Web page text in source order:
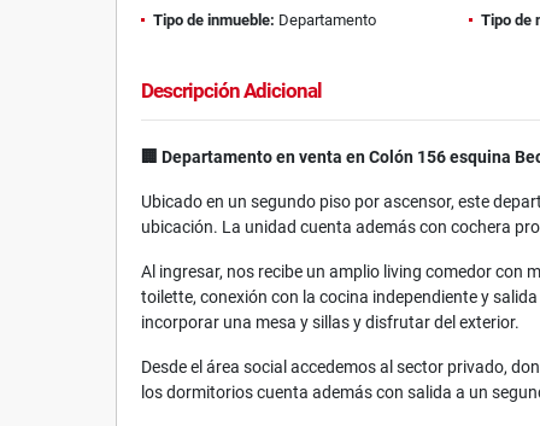
Tipo de inmueble: Departamento Tipo de
Descripción Adicional
🏢 Departamento en venta en Colón 156 esquina
Ubicado en un segundo piso por ascensor, este
ubicación. La unidad cuenta además con cochera
Al ingresar, nos recibe un amplio living comedor con
toilette, conexión con la cocina independiente y
incorporar una mesa y sillas y disfrutar del exterior.
Desde el área social accedemos al sector privado,
los dormitorios cuenta además con salida a un